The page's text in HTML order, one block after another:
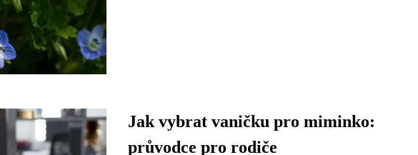
Jak vybrat vaničku pro miminko:
průvodce pro rodiče